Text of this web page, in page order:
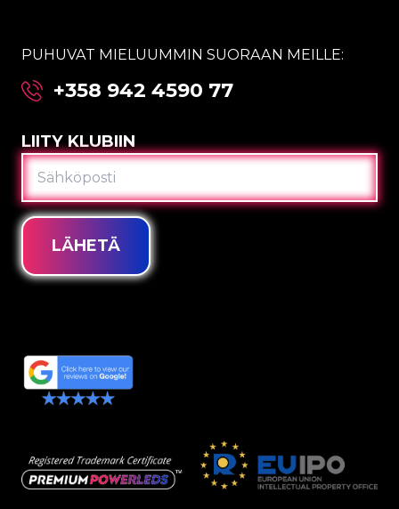
PUHUVAT MIELUUMMIN SUORAAN MEILLE:
+358 942 4590 77
LIITY KLUBIIN
SÄHKÖPOSTI
LÄHETÄ